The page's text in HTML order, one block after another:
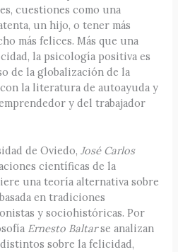
cuestiones como una
un hijo, o tener más
más felices. Más que una
la psicología positiva es
de la globalización de la
la literatura de autoayuda y
y del trabajador
de Oviedo,José Carlos
científicas de la
una teoría alternativa sobre
en tradiciones
y sociohistóricas. Por
Ernesto Baltarse analizan
sobre la felicidad,